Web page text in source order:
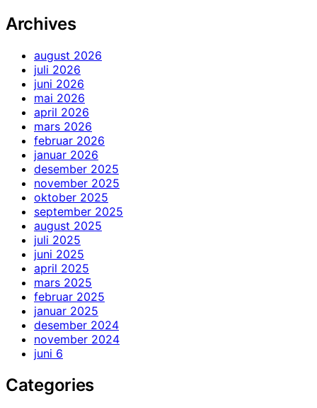
Archives
august 2026
juli 2026
juni 2026
mai 2026
april 2026
mars 2026
februar 2026
januar 2026
desember 2025
november 2025
oktober 2025
september 2025
august 2025
juli 2025
juni 2025
april 2025
mars 2025
februar 2025
januar 2025
desember 2024
november 2024
juni 6
Categories